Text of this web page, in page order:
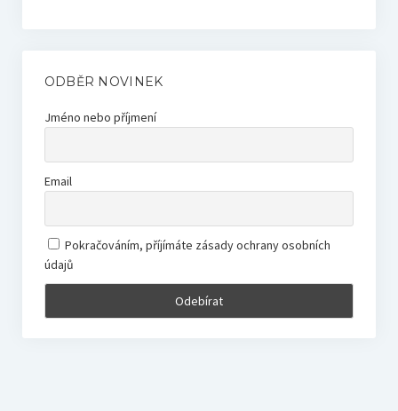
ODBĚR NOVINEK
Jméno nebo příjmení
Email
Pokračováním, příjímáte zásady ochrany osobních
údajů